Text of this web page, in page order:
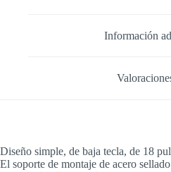
Información
Diseño simple, de baja tecla, de 18
El soporte de montaje de acero